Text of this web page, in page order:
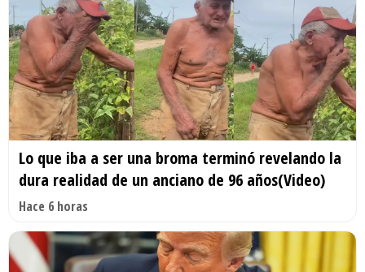
Lo que iba a ser una broma terminó revelando la
dura realidad de un anciano de 96 años(Video)
Hace 6 horas